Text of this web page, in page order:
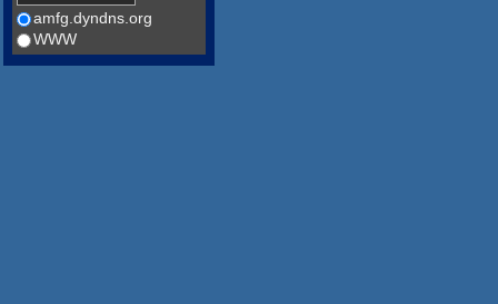
amfg.dyndns.org
WWW